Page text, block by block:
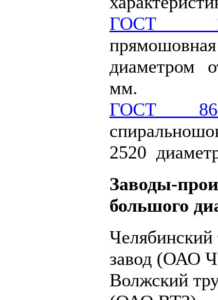
ГОСТ
диаметром
мм.
ГОСТ
2520
Заводы-
большого
Челябинский
завод (ОАО
Волжский